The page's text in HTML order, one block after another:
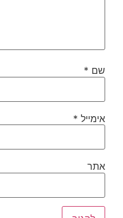
שם *
אימייל *
אתר